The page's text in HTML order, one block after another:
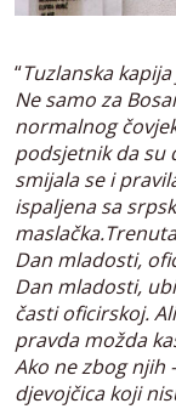
“Tuzlanska
Ne samo za
normalnog
podsjetnik da su
smijala se i
ispaljena sa
Dan mladosti,
Dan mladosti,
časti oficirskoj.
pravda možda
Ako ne zbog njih
djevojčica koji